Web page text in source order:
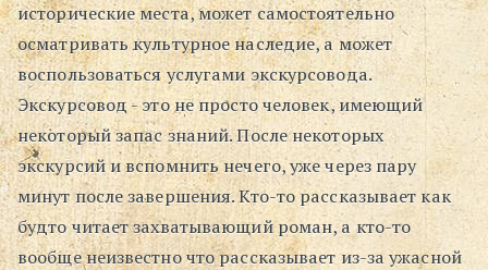
*
* Хронограф
Арт-Рецензии
* Слушать
* Смотреть
* Читать
* По жизни
Блог
исторические места, может самостоятельно
осматривать культурное наследие, а может
воспользоваться услугами экскурсовода.
Экскурсовод - это не просто человек, имеющий
некоторый запас знаний. После некоторых
экскурсий и вспомнить нечего, уже через пару
минут после завершения. Кто-то рассказывает как
будто читает захватывающий роман, а кто-то
вообще неизвестно что рассказывает из-за ужасной